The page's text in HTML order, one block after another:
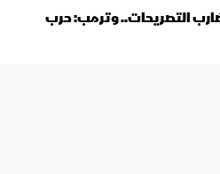
التصريحات.. وترمب: حرب